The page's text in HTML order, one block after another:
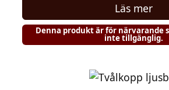
Läs mer
Denna produkt är för närvarande
inte tillgänglig.